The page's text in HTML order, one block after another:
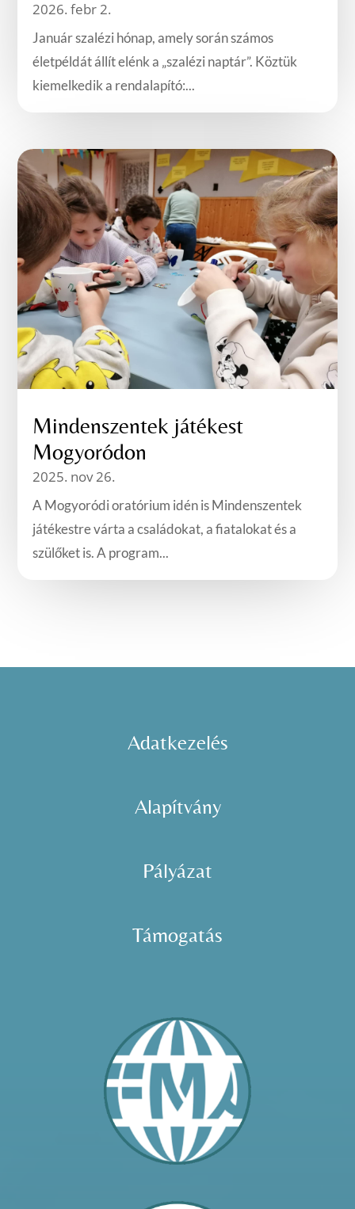
2026. febr 2.
Január szalézi hónap, amely során számos
életpéldát állít elénk a „szalézi naptár”. Köztük
kiemelkedik a rendalapító:...
Mindenszentek játékest
Mogyoródon
2025. nov 26.
A Mogyoródi oratórium idén is Mindenszentek
játékestre várta a családokat, a fiatalokat és a
szülőket is. A program...
Adatkezelés
Alapítvány
Pályázat
Támogatás